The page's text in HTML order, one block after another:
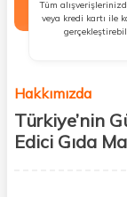
Tüm
veya kredi kartı ile
Hakkımızda
Türkiye’nin
Edici Gıda
kişisel bakım hem